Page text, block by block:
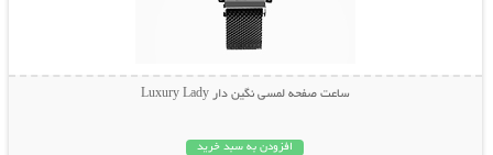
ساعت صفحه لمسی نگین دار Luxury Lady
افزودن به سبد خرید